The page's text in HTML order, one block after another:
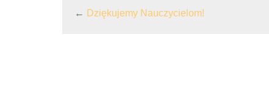
← Dziękujemy Nauczycielom!